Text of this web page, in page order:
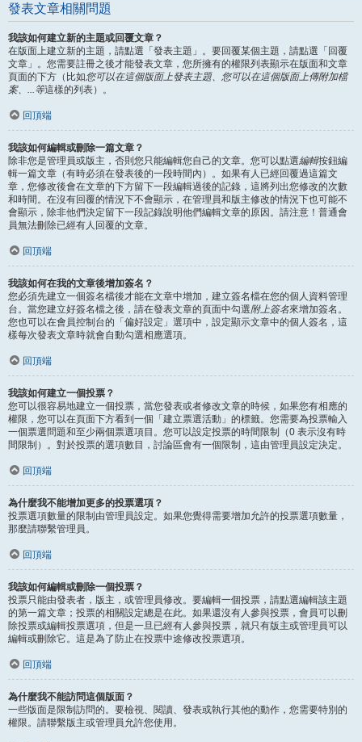
發表文章相關問題
我該如何建立新的主題或回覆文章？
在版面上建立新的主題，請點選「發表主題」。要回覆某個主題，請點選「回覆
文章」。您需要註冊之後才能發表文章，您所擁有的權限列表顯示在版面和文章
頁面的下方（比如您可以在這個版面上發表主題、您可以在這個版面上傳附加檔
案、...等這樣的列表）。
回頂端
我該如何編輯或刪除一篇文章？
除非您是管理員或版主，否則您只能編輯您自己的文章。您可以點選編輯按鈕編
輯一篇文章（有時必須在發表後的一段時間內）。如果有人已經回覆過這篇文
章，您修改後會在文章的下方留下一段編輯過後的記錄，這將列出您修改的次數
和時間。在沒有回覆的情況下不會顯示，在管理員和版主修改的情況下也可能不
會顯示，除非他們決定留下一段記錄說明他們編輯文章的原因。請注意！普通會
員無法刪除已經有人回覆的文章。
回頂端
我該如何在我的文章後增加簽名？
您必須先建立一個簽名檔後才能在文章中增加，建立簽名檔在您的個人資料管理
台。當您建立好簽名檔之後，請在發表文章的頁面中勾選附上簽名來增加簽名。
您也可以在會員控制台的「偏好設定」選項中，設定顯示文章中的個人簽名，這
樣每次發表文章時就會自動勾選相應選項。
回頂端
我該如何建立一個投票？
您可以很容易地建立一個投票，當您發表或者修改文章的時候，如果您有相應的
權限，您可以在頁面下方看到一個「建立票選活動」的標籤。您需要為投票輸入
一個票選問題和至少兩個票選項目。您可以設定投票的時間限制（0 表示沒有時
間限制）。對於投票的選項數目，討論區會有一個限制，這由管理員設定決定。
回頂端
為什麼我不能增加更多的投票選項？
投票選項數量的限制由管理員設定。如果您覺得需要增加允許的投票選項數量，
那麼請聯繫管理員。
回頂端
我該如何編輯或刪除一個投票？
投票只能由發表者，版主，或管理員修改。要編輯一個投票，請點選編輯該主題
的第一篇文章；投票的相關設定總是在此。如果還沒有人參與投票，會員可以刪
除投票或編輯投票選項，但是一旦已經有人參與投票，就只有版主或管理員可以
編輯或刪除它。這是為了防止在投票中途修改投票選項。
回頂端
為什麼我不能訪問這個版面？
一些版面是限制訪問的。要檢視、閱讀、發表或執行其他的動作，您需要特別的
權限。請聯繫版主或管理員允許您使用。